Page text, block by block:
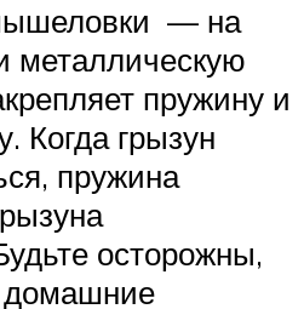
— на
металлическую
пружину и
Когда грызун
пружина
осторожны,
домашние